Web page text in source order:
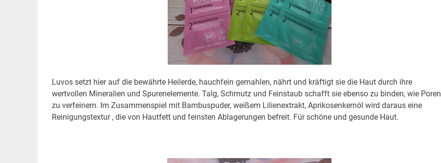
Luvos setzt hier auf die bewährte Heilerde, hauchfein gemahlen, nährt und kräftigt sie die Haut durch ihre
wertvollen Mineralien und Spurenelemente. Talg, Schmutz und Feinstaub schafft sie ebenso zu binden, wie Poren
zu verfeinern. Im Zusammenspiel mit Bambuspuder, weißem Lilienextrakt, Aprikosenkernöl wird daraus eine
Reinigungstextur , die von Hautfett und feinsten Ablagerungen befreit. Für schöne und gesunde Haut.